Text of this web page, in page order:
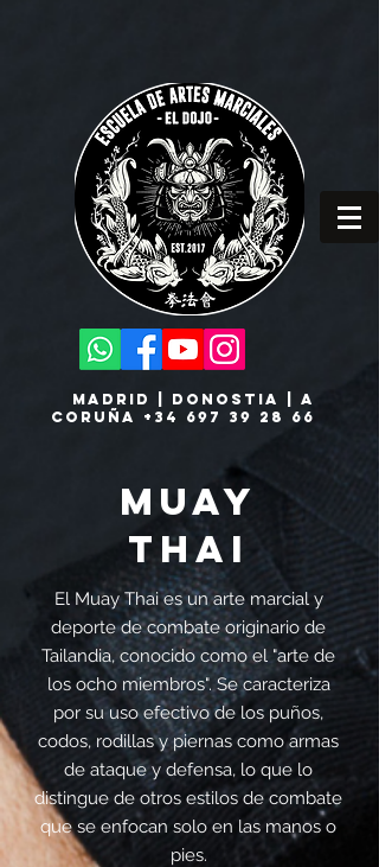
MADRID | DONOSTIA | A
CORUÑA +34 697 39 28 66
MUAY
THAI
El Muay Thai es un arte marcial y
deporte de combate originario de
Tailandia, conocido como el "arte de
los ocho miembros". Se caracteriza
por su uso efectivo de los puños,
codos, rodillas y piernas como armas
de ataque y defensa, lo que lo
distingue de otros estilos de combate
que se enfocan solo en las manos o
pies.